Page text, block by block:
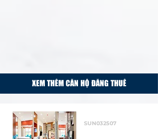
XEM THÊM CĂN HỘ ĐĂNG THUÊ
SUN032507